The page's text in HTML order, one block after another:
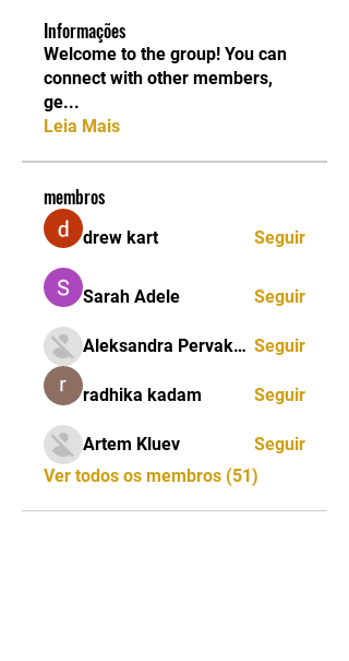
Informações
Welcome to the group! You can
connect with other members,
ge...
Leia Mais
membros
drew kart Seguir
Sarah Adele Seguir
Aleksandra Pervakova Seguir
radhika kadam Seguir
Artem Kluev
Seguir
Ver todos os membros (51)